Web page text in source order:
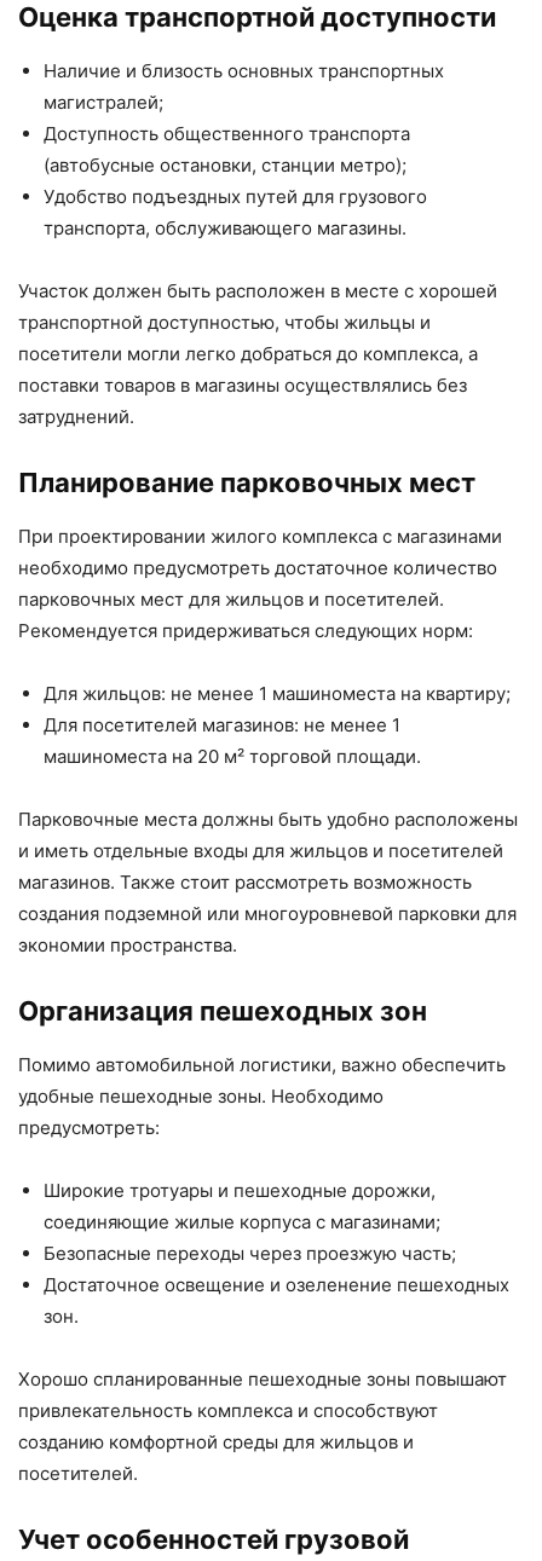
Оценка транспортной доступности
Наличие и близость основных транспортных
магистралей;
Доступность общественного транспорта
(автобусные остановки, станции метро);
Удобство подъездных путей для грузового
транспорта, обслуживающего магазины.
Участок должен быть расположен в месте с хорошей
транспортной доступностью, чтобы жильцы и
посетители могли легко добраться до комплекса, а
поставки товаров в магазины осуществлялись без
затруднений.
Планирование парковочных мест
При проектировании жилого комплекса с магазинами
необходимо предусмотреть достаточное количество
парковочных мест для жильцов и посетителей.
Рекомендуется придерживаться следующих норм:
Для жильцов: не менее 1 машиноместа на квартиру;
Для посетителей магазинов: не менее 1
машиноместа на 20 м² торговой площади.
Парковочные места должны быть удобно расположены
и иметь отдельные входы для жильцов и посетителей
магазинов. Также стоит рассмотреть возможность
создания подземной или многоуровневой парковки для
экономии пространства.
Организация пешеходных зон
Помимо автомобильной логистики, важно обеспечить
удобные пешеходные зоны. Необходимо
предусмотреть:
Широкие тротуары и пешеходные дорожки,
соединяющие жилые корпуса с магазинами;
Безопасные переходы через проезжую часть;
Достаточное освещение и озеленение пешеходных
зон.
Хорошо спланированные пешеходные зоны повышают
привлекательность комплекса и способствуют
созданию комфортной среды для жильцов и
посетителей.
Учет особенностей грузовой